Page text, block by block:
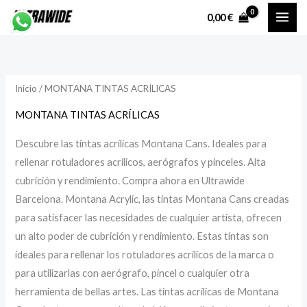
0,00€
Inicio / MONTANA TINTAS ACRÍLICAS
MONTANA TINTAS ACRÍLICAS
Descubre las tintas acrílicas Montana Cans. Ideales para
rellenar rotuladores acrílicos, aerógrafos y pinceles. Alta
cubrición y rendimiento. Compra ahora en Ultrawide
Barcelona. Montana Acrylic, las tintas Montana Cans creadas
para satisfacer las necesidades de cualquier artista, ofrecen
un alto poder de cubrición y rendimiento. Estas tintas son
ideales para rellenar los rotuladores acrílicos de la marca o
para utilizarlas con aerógrafo, pincel o cualquier otra
herramienta de bellas artes. Las tintas acrílicas de Montana